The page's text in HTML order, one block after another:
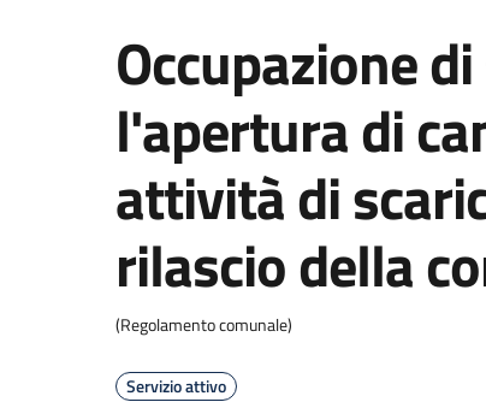
Occupazione
l'apertura di
attività di
rilascio della
(Regolamento comunale)
Servizio attivo